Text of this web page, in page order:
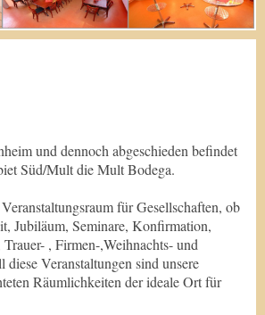
und dennoch abgeschieden befindet
Süd/Mult die Mult Bodega.
für Gesellschaften, ob
Jubiläum, Seminare, Konfirmation,
, Firmen-,Weihnachts- und
diese Veranstaltungen sind unsere
Räumlichkeiten der ideale Ort für